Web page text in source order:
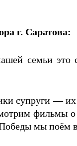
г. Саратова:
семьи это
супруги —
фильмы
мы поём